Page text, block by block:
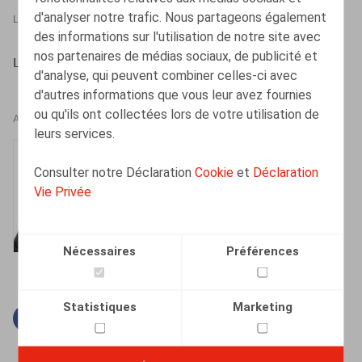
d'analyser notre trafic. Nous partageons également
des informations sur l'utilisation de notre site avec
nos partenaires de médias sociaux, de publicité et
d'analyse, qui peuvent combiner celles-ci avec
d'autres informations que vous leur avez fournies
ou qu'ils ont collectées lors de votre utilisation de
leurs services.
Consulter notre DéclarationCookie et Déclaration
Vie Privée
Nécessaires Préférences
Statistiques Marketing
LEGAL MAGAZINES 01.10.2020
Lenaerts, H.-F., Orientations, 2020, n° 8, pp. 17 - 27
AUTEURS
Lenaerts
TwitterLinkedin